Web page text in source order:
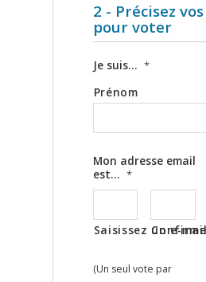
2 - Précisez
pour voter
Je suis... *
Prénom
Mon adresse email
est... *
Saisissez un e-mail
(Un seul vote par